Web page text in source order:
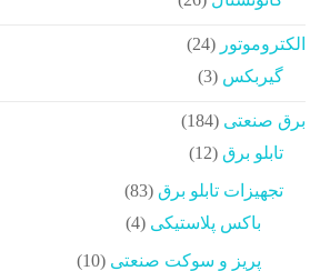
الکتروموتور
24
24
گیربکس 3
3
برق صنعتی
184
184
تابلو برق 12
12
تجهیزات تابلو برق 83
83
محصولات
باکس پلاستیکی 4
4
پریز و سوکت صنعتی 10
10